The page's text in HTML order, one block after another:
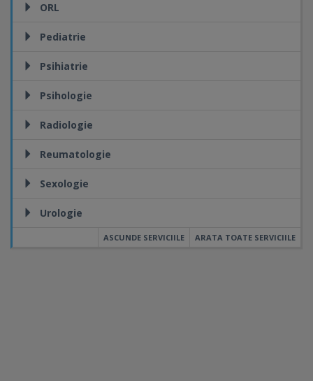
ORL
Pediatrie
Psihiatrie
Psihologie
Radiologie
Reumatologie
Sexologie
Urologie
ARATA TOATE SERVICIILE
ASCUNDE SERVICIILE